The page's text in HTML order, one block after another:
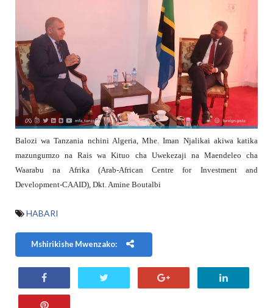
Balozi wa Tanzania nchini Algeria, Mhe. Iman Njalikai akiwa katika
mazungumzo na Rais wa Kituo cha Uwekezaji na Maendeleo cha
Waarabu na Afrika (Arab-African Centre for Investment and
Development-CAAID), Dkt. Amine Boutalbi
HABARI
Mshirikishe Mwenzako: